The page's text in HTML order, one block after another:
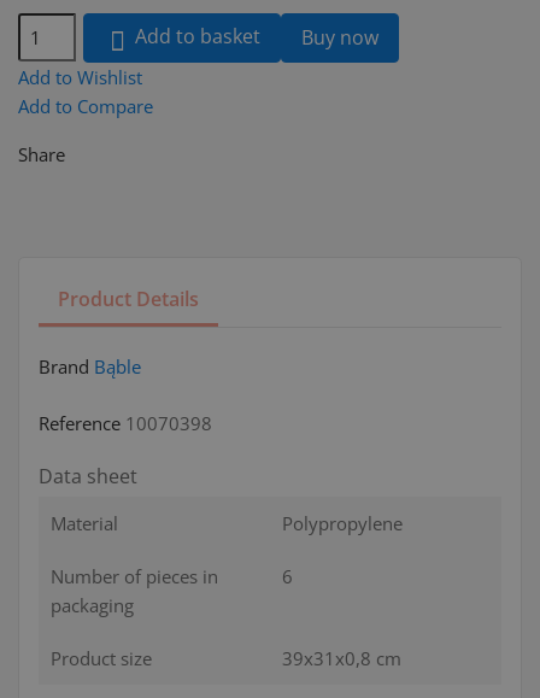
 Add to basket Buy now
Add to Wishlist
Add to Compare
Share
Product Details
Brand Bąble
Reference 10070398
Data sheet
Material Polypropylene
Number of pieces in
packaging
6
Product size 39x31x0,8 cm